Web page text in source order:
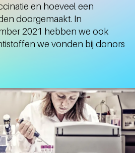
en hoeveel een
doorgemaakt. In
2021 hebben we ook
we vonden bij donors